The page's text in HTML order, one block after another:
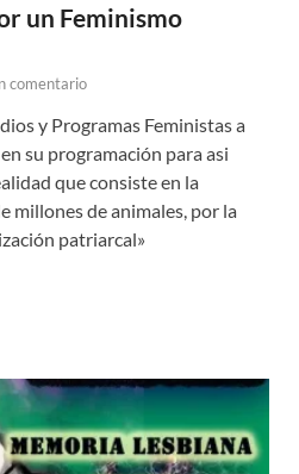
un Feminismo
comentario
y Programas Feministas a
su programación para asi
que consiste en la
millones de animales, por la
patriarcal»